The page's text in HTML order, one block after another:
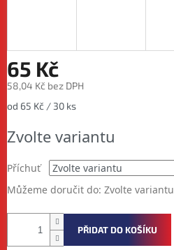
65 Kč
58,04 Kč bez DPH
Měrná
od 65 Kč / 30 ks
Zvolte variantu
Příchuť
Můžeme doručit do: Zvolte variantu
PŘIDAT DO KOŠÍKU